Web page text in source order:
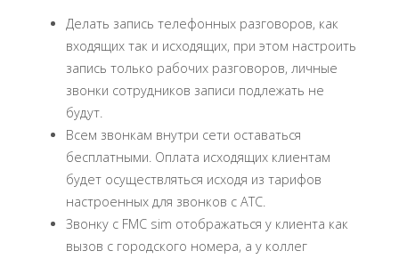
Делать запись телефонных разговоров, как
входящих так и исходящих, при этом настроить
запись только рабочих разговоров, личные
звонки сотрудников записи подлежать не
будут.
Всем звонкам внутри сети оставаться
бесплатными. Оплата исходящих клиентам
будет осуществляться исходя из тарифов
настроенных для звонков с АТС.
Звонку с FMC sim отображаться у клиента как
вызов с городского номера, а у коллег